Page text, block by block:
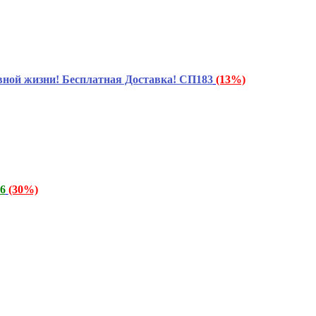
жизни! Бесплатная Доставка! СП183 (13%)
(30%)